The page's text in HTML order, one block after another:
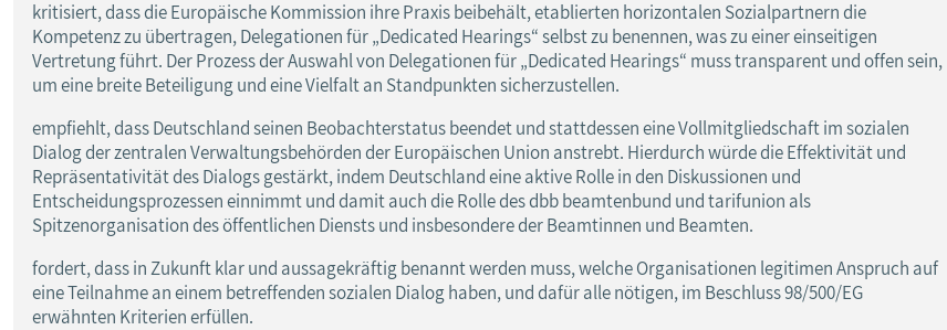
kritisiert, dass die Europäische Kommission ihre Praxis beibehält, etablierten horizontalen Sozialpartnern die
Kompetenz zu übertragen, Delegationen für „Dedicated Hearings“ selbst zu benennen, was zu einer einseitigen
Vertretung führt. Der Prozess der Auswahl von Delegationen für „Dedicated Hearings“ muss transparent und offen sein,
um eine breite Beteiligung und eine Vielfalt an Standpunkten sicherzustellen.
empfiehlt, dass Deutschland seinen Beobachterstatus beendet und stattdessen eine Vollmitgliedschaft im sozialen
Dialog der zentralen Verwaltungsbehörden der Europäischen Union anstrebt. Hierdurch würde die Effektivität und
Repräsentativität des Dialogs gestärkt, indem Deutschland eine aktive Rolle in den Diskussionen und
Entscheidungsprozessen einnimmt und damit auch die Rolle des dbb beamtenbund und tarifunion als
Spitzenorganisation des öffentlichen Diensts und insbesondere der Beamtinnen und Beamten.
fordert, dass in Zukunft klar und aussagekräftig benannt werden muss, welche Organisationen legitimen Anspruch auf
eine Teilnahme an einem betreffenden sozialen Dialog haben, und dafür alle nötigen, im Beschluss 98/500/EG
erwähnten Kriterien erfüllen.